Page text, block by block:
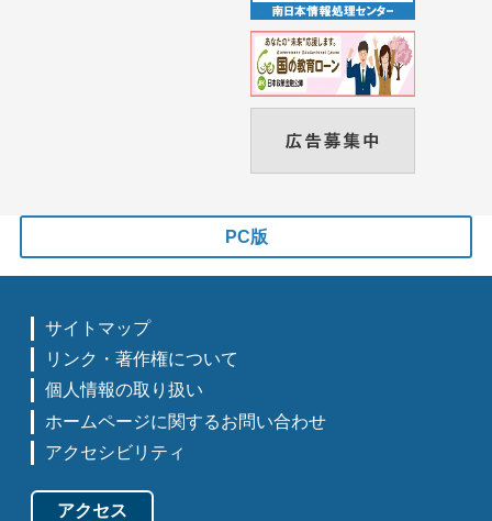
PC版
サイトマップ
リンク・著作権について
個人情報の取り扱い
ホームページに関するお問い合わせ
アクセシビリティ
アクセス